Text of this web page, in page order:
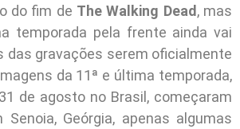
do fim de The Walking Dead, mas
temporada pela frente ainda vai
das gravações serem oficialmente
da 11ª e última temporada,
de agosto no Brasil, começaram
Geórgia, apenas algumas